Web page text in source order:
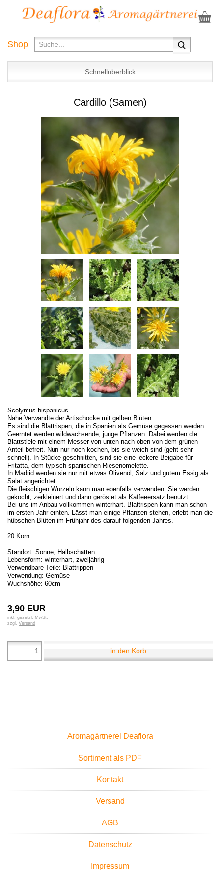
Shop
Schnellüberblick
Cardillo (Samen)
Scolymus hispanicus
Nahe Verwandte der Artischocke mit gelben Blüten.
Es sind die Blattrispen, die in Spanien als Gemüse gegessen werden.
Geerntet werden wildwachsende, junge Pflanzen. Dabei werden die
Blattstiele mit einem Messer von unten nach oben von dem grünen
Anteil befreit. Nun nur noch kochen, bis sie weich sind (geht sehr
schnell). In Stücke geschnitten, sind sie eine leckere Beigabe für
Fritatta, dem typisch spanischen Riesenomelette.
In Madrid werden sie nur mit etwas Olivenöl, Salz und gutem Essig als
Salat angerichtet.
Die fleischigen Wurzeln kann man ebenfalls verwenden. Sie werden
gekocht, zerkleinert und dann geröstet als Kaffeeersatz benutzt.
Bei uns im Anbau vollkommen winterhart. Blattrispen kann man schon
im ersten Jahr ernten. Lässt man einige Pflanzen stehen, erlebt man die
hübschen Blüten im Frühjahr des darauf folgenden Jahres.
20 Korn
Standort: Sonne, Halbschatten
Lebensform: winterhart, zweijährig
Verwendbare Teile: Blattrippen
Verwendung: Gemüse
Wuchshöhe: 60cm
3,90 EUR
inkl. gesetzl. MwSt.
zzgl. Versand
in den Korb
Aromagärtnerei Deaflora
Sortiment als PDF
Kontakt
Versand
AGB
Datenschutz
Impressum